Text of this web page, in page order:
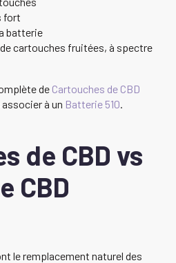
fort
batterie
cartouches fruitées, à spectre
de Cartouches de CBD
à un Batterie 510.
de CBD vs
CBD
le remplacement naturel des